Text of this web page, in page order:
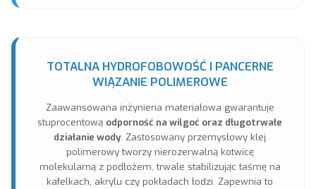
TOTALNA HYDROFOBOWOŚĆ I PANCERNE
WIĄZANIE POLIMEROWE
Zaawansowana inżynieria materiałowa gwarantuje
stuprocentową odporność na wilgoć oraz długotrwałe
działanie wody. Zastosowany przemysłowy klej
polimerowy tworzy nierozerwalną kotwicę
molekularną z podłożem, trwale stabilizując taśmę na
kafelkach, akrylu czy pokładach łodzi. Zapewnia to